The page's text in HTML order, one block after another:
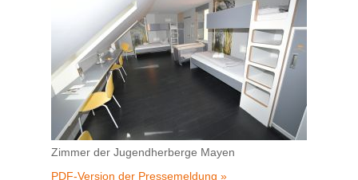
Zimmer der Jugendherberge Mayen
PDF-Version der Pressemeldung »